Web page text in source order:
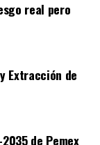
un
por objeto
se regirá la
y atribuciones
Litio para
de
distintos
real pero
Extracción de
de Pemex